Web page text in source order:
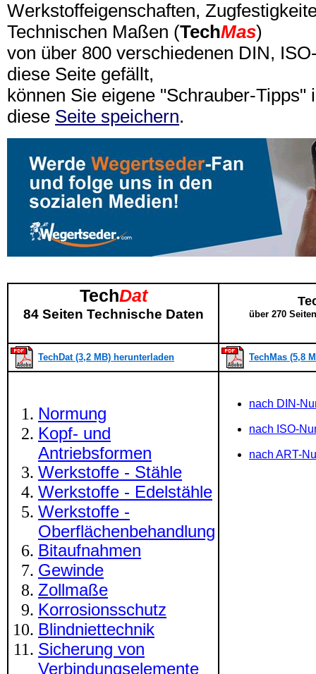
Werkstoffeigenschaften,
Technischen Maßen (TechMas)
von über 800 verschiedenen DIN,
diese Seite gefällt,
können Sie eigene "Schrauber-Tipps"
diese Seite speichern.
TechDat
84 Seiten Technische Daten über 270
TechDat (3,2 MB) herunterladen TechMas (5,8
Normung
Kopf- und
Antriebsformen
Werkstoffe - Stähle
Werkstoffe - Edelstähle
Werkstoffe -
Oberflächenbehandlung
Bitaufnahmen
Gewinde
Zollmaße
Korrosionsschutz
Blindniettechnik
Sicherung von
Verbindungselemente
nach DIN-
nach ISO-
nach ART-